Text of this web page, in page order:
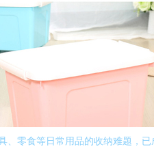
零食等日常用品的收纳难题，